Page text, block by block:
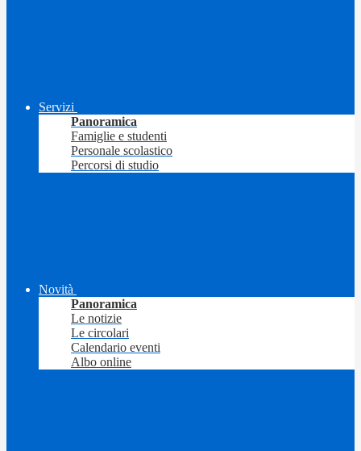
Servizi
Panoramica
Famiglie e studenti
Personale scolastico
Percorsi di studio
Novità
Panoramica
Le notizie
Le circolari
Calendario eventi
Albo online